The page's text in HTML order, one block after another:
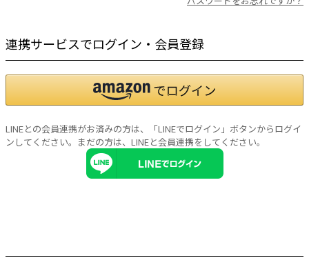
連携サービスでログイン・会員登録
LINEとの会員連携がお済みの方は、「LINEでログイン」ボタンからログイ
ンしてください。まだの方は、 LINEと会員連携をしてください。